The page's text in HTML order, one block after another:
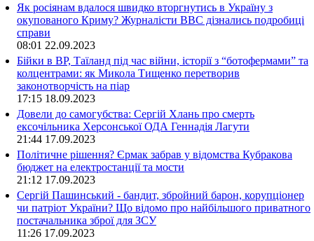
Як росіянам вдалося швидко вторгнутись в Україну з
окупованого Криму? Журналісти ВВС дізнались подробиці
справи
08:01 22.09.2023
Бійки в ВР, Таїланд під час війни, історії з “ботофермами” та
колцентрами: як Микола Тищенко перетворив
законотворчість на піар
17:15 18.09.2023
Довели до самогубства: Сергій Хлань про смерть
ексочільника Херсонської ОДА Геннадія Лагути
21:44 17.09.2023
Політичне рішення? Єрмак забрав у відомства Кубракова
бюджет на електростанції та мости
21:12 17.09.2023
Сергій Пашинський - бандит, збройний барон, корупціонер
чи патріот України? Що відомо про найбільшого приватного
постачальника зброї для ЗСУ
11:26 17.09.2023